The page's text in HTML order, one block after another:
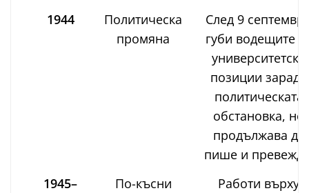
1944
Политическа
промяна
След 9
губи водещите
университетски
позиции заради
политическата
обстановка, но
продължава да
пише и
1945–
По-късни
Работи върху